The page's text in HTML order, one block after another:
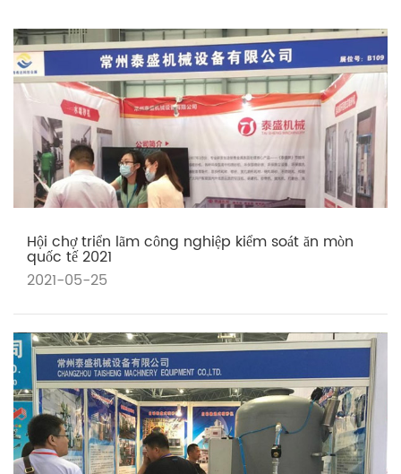
Hội chợ triển lãm công nghiệp kiểm soát ăn mòn
quốc tế 2021
2021-05-25